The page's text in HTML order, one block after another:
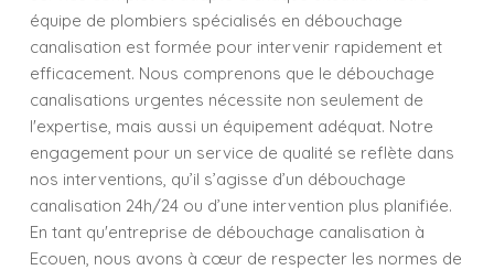
équipe de plombiers spécialisés en débouchage
canalisation est formée pour intervenir rapidement et
efficacement. Nous comprenons que le débouchage
canalisations urgentes nécessite non seulement de
l'expertise, mais aussi un équipement adéquat. Notre
engagement pour un service de qualité se reflète dans
nos interventions, qu’il s’agisse d’un débouchage
canalisation 24h/24 ou d’une intervention plus planifiée.
En tant qu'entreprise de débouchage canalisation à
Ecouen, nous avons à cœur de respecter les normes de